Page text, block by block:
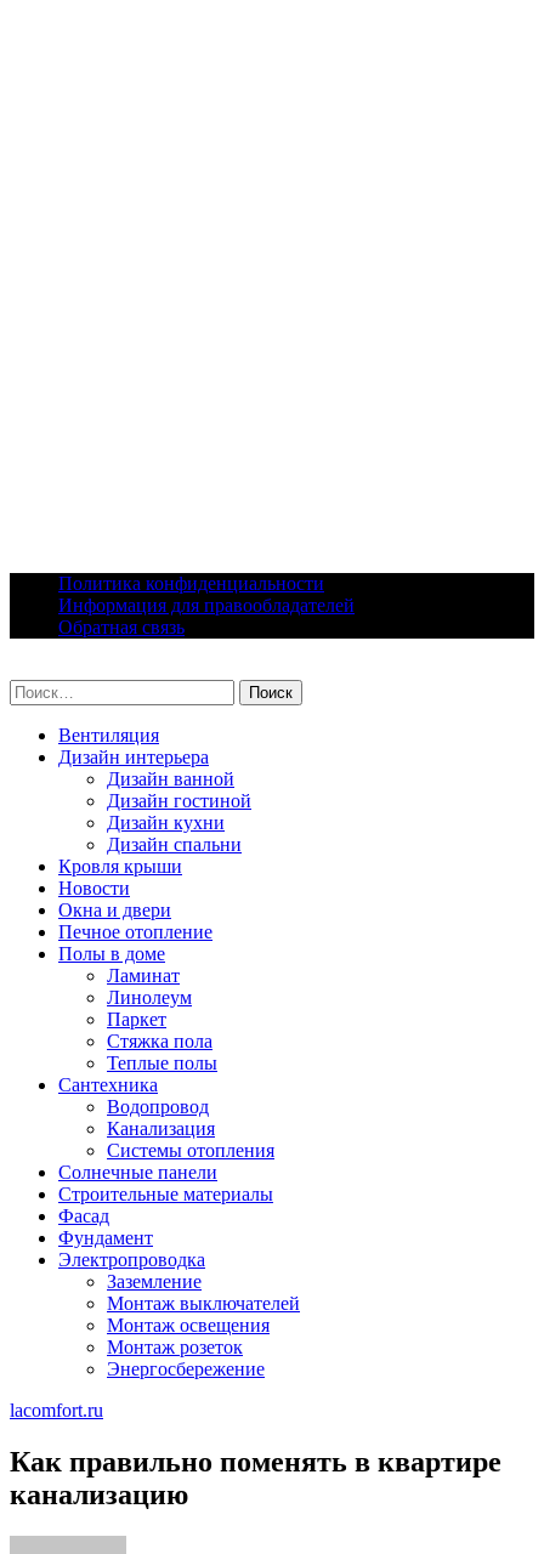
content
Политика конфиденциальности
Информация для правообладателей
Обратная связь
Найти:
Вентиляция
Дизайн интерьера
Дизайн ванной
Дизайн гостиной
Дизайн кухни
Дизайн спальни
Кровля крыши
Новости
Окна и двери
Печное отопление
Полы в доме
Ламинат
Линолеум
Паркет
Стяжка пола
Теплые полы
Сантехника
Водопровод
Канализация
Системы отопления
Солнечные панели
Строительные материалы
Фасад
Фундамент
Электропроводка
Заземление
Монтаж выключателей
Монтаж освещения
Монтаж розеток
Энергосбережение
lacomfort.ru
Как правильно поменять в квартире
канализацию